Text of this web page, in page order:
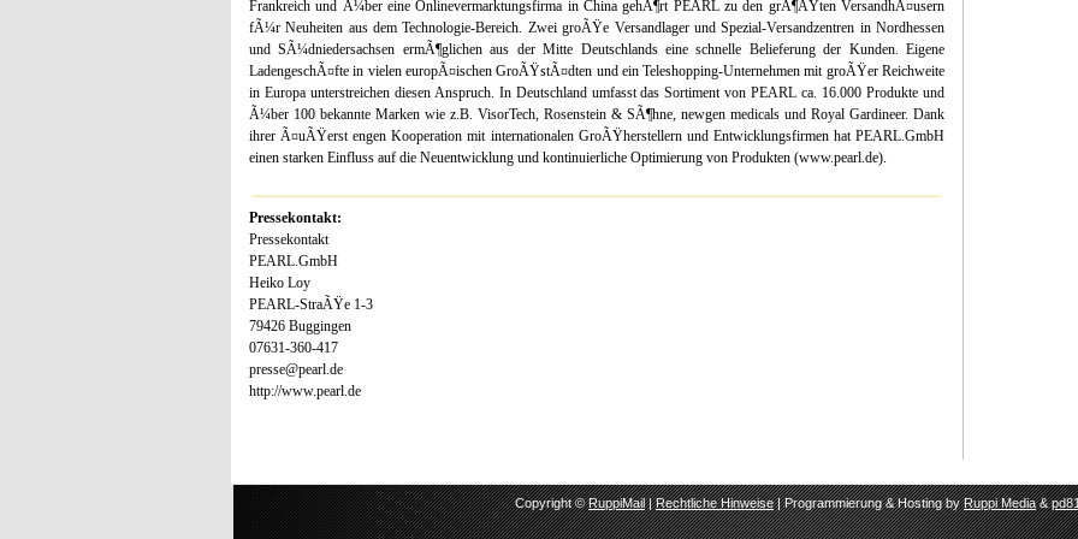
Frankreich und Ã¼ber eine Onlinevermarktungsfirma in China gehÃ¶rt PEARL zu den grÃ¶ÃŸten VersandhÃ¤usern
fÃ¼r Neuheiten aus dem Technologie-Bereich. Zwei groÃŸe Versandlager und Spezial-Versandzentren in Nordhessen
und SÃ¼dniedersachsen ermÃ¶glichen aus der Mitte Deutschlands eine schnelle Belieferung der Kunden. Eigene
LadengeschÃ¤fte in vielen europÃ¤ischen GroÃŸstÃ¤dten und ein Teleshopping-Unternehmen mit groÃŸer Reichweite
in Europa unterstreichen diesen Anspruch. In Deutschland umfasst das Sortiment von PEARL ca. 16.000 Produkte und
Ã¼ber 100 bekannte Marken wie z.B. VisorTech, Rosenstein & SÃ¶hne, newgen medicals und Royal Gardineer. Dank
ihrer Ã¤uÃŸerst engen Kooperation mit internationalen GroÃŸherstellern und Entwicklungsfirmen hat PEARL.GmbH
einen starken Einfluss auf die Neuentwicklung und kontinuierliche Optimierung von Produkten (www.pearl.de).
Pressekontakt:
Pressekontakt
PEARL.GmbH
Heiko Loy
PEARL-StraÃŸe 1-3
79426 Buggingen
07631-360-417
presse@pearl.de
http://www.pearl.de
Copyright ©RuppiMail|Rechtliche Hinweise| Programmierung & Hosting byRuppi Media&